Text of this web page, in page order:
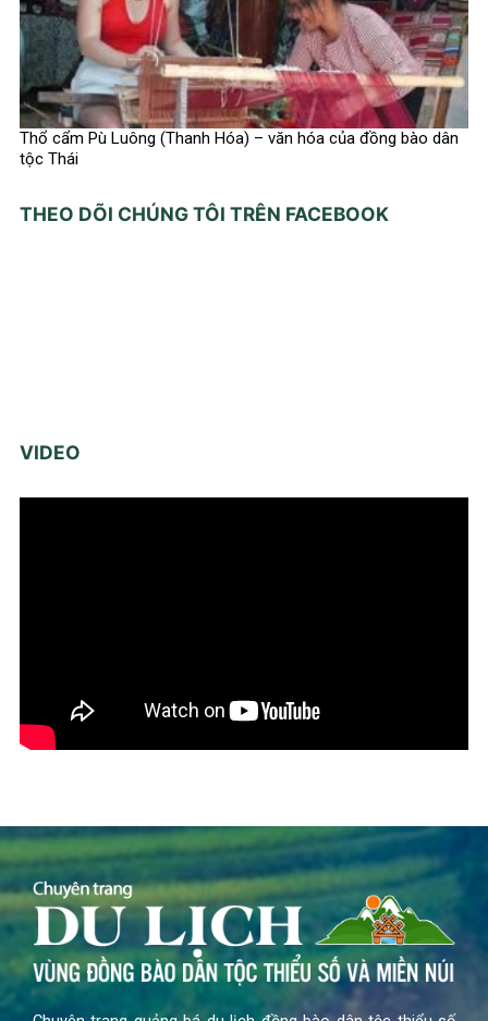
Thổ cẩm Pù Luông (Thanh Hóa) – văn hóa của đồng bào dân
tộc Thái
THEO DÕI CHÚNG TÔI TRÊN FACEBOOK
VIDEO